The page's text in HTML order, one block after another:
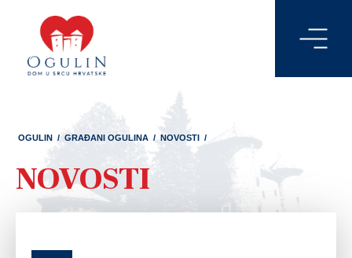
OGULIN / GRAĐANI OGULINA / NOVOSTI /
NOVOSTI